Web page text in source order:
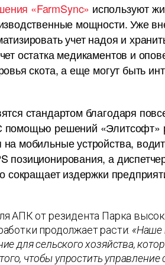
«FarmSync» используют
мощности. Уже
учет надоя и
остатка медикаментов и
скота, а еще могут быть
стандартом благодаря
решений «Элитсофт»
мобильные устройства,
позиционирования, а
сокращает издержки
АПК от резидента Парка
продолжает расти: «Наше
для сельского хозяйства,
чтобы упростить